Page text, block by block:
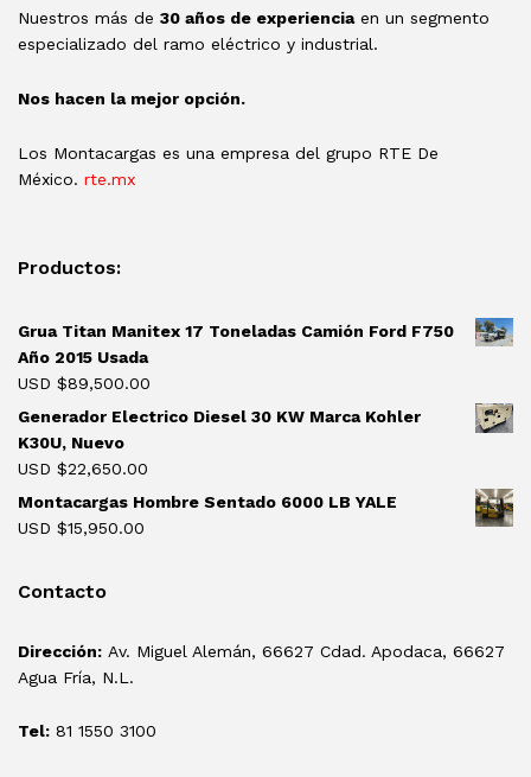
Nuestros más de 30 años de experienciaen un segmento
especializado del ramo eléctrico y industrial.
Nos hacen la mejor opción.
Los Montacargas es una empresa del grupo RTE De
México. rte.mx
Productos:
Grua Titan Manitex 17 Toneladas Camión Ford F750
Año 2015 Usada
USD $89,500.00
Generador Electrico Diesel 30 KW Marca Kohler
K30U, Nuevo
USD $22,650.00
Montacargas Hombre Sentado 6000 LB YALE
USD $15,950.00
Contacto
Dirección: Av. Miguel Alemán, 66627 Cdad. Apodaca, 66627
Agua Fría, N.L.
Tel: 81 1550 3100